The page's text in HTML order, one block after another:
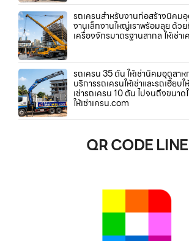
รถเครนสำหรับงานก่อสร้างนิคม
งานเล็กงานใหญ่เราพร้อมลุย ด้ว
เครื่องจักรมาตรฐานสากล ให้เช่า
รถเครน 35 ตัน ให้เช่านิคมอุตสา
บริการรถเครนให้เช่าและรถเฮี๊ยบ
เช่ารถเครน 10 ตัน ไปจนถึงขนา
ให้เช่าเครน.com
QR CODE LINE